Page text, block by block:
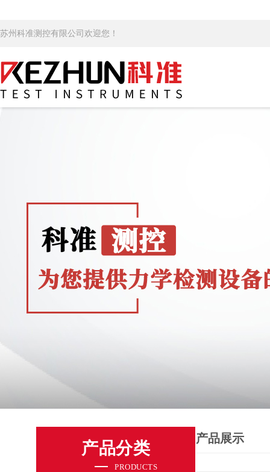
苏州科准测控有限公司欢迎您！
产品分类
PRODUCTS
产品展示